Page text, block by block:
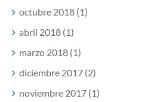
octubre 2018 (1)
abril 2018 (1)
marzo 2018 (1)
diciembre 2017 (2)
noviembre 2017 (1)